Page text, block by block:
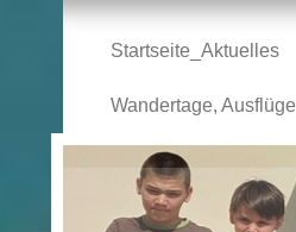
Startseite_Aktuelles
Wandertage, Ausflüge